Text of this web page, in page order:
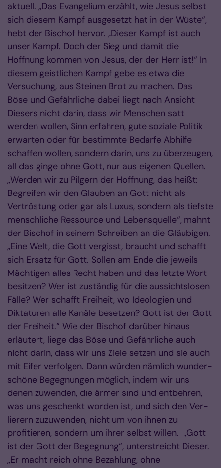
aktuell. „Das Evangelium erzählt, wie Jesus selbst
sich diesem Kampf ausgesetzt hat in der Wüste“,
hebt der Bischof hervor. „Dieser Kampf ist auch
unser Kampf. Doch der Sieg und damit die
Hoffnung kommen von Jesus, der der Herr ist!“ In
diesem geistlichen Kampf gebe es etwa die
Versuchung, aus Steinen Brot zu machen. Das
Böse und Gefährliche dabei liegt nach Ansicht
Diesers nicht darin, dass wir Menschen satt
werden wollen, Sinn erfahren, gute soziale Politik
erwarten oder für bestimm­te Bedarfe Abhilfe
schaffen wollen, sondern darin, uns zu über­zeu­gen,
all das ginge ohne Gott, nur aus eigenen Quellen.
„Werden wir zu Pilgern der Hoffnung, das heißt:
Begreifen wir den Glau­ben an Gott nicht als
Vertröstung oder gar als Luxus, sondern als tiefste
mensch­­li­che Ressour­ce und Lebensquelle“, mahnt
der Bischof in seinem Schreiben an die Gläubigen.
„Eine Welt, die Gott vergisst, braucht und schafft
sich Ersatz für Gott. Sollen am Ende die jeweils
Mäch­tigen alles Recht haben und das letzte Wort
besitzen? Wer ist zu­stän­dig für die aus­sichts­losen
Fälle? Wer schafft Freiheit, wo Ideologien und
Diktaturen alle Kanäle besetzen? Gott ist der Gott
der Freiheit.“ Wie der Bischof darüber hinaus
erläutert, liege das Böse und Gefährliche auch
nicht darin, dass wir uns Ziele setzen und sie auch
mit Eifer verfolgen. Dann würden nämlich wunder­
schöne Begeg­nun­gen mög­lich, indem wir uns
denen zuwenden, die ärmer sind und ent­beh­ren,
was uns geschenkt worden ist, und sich den Ver­
lie­rern zuzuwenden, nicht um von ihnen zu
profitieren, son­dern um ihrer selbst willen. „Gott
ist der Gott der Begegnung“, unterstreicht Dieser.
„Er macht reich ohne Bezahlung, ohne